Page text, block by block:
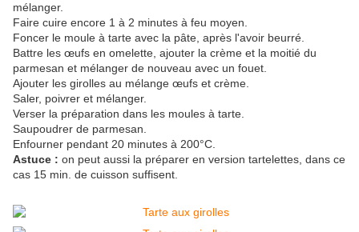
mélanger.
Faire cuire encore 1 à 2 minutes à feu moyen.
Foncer le moule à tarte avec la pâte, après l'avoir beurré.
Battre les œufs en omelette, ajouter la crème et la moitié du
parmesan et mélanger de nouveau avec un fouet.
Ajouter les girolles au mélange œufs et crème.
Saler, poivrer et mélanger.
Verser la préparation dans les moules à tarte.
Saupoudrer de parmesan.
Enfourner pendant 20 minutes à 200°C.
Astuce : on peut aussi la préparer en version tartelettes, dans ce
cas 15 min. de cuisson suffisent.